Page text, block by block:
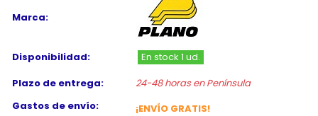
Marca:
Disponibilidad:
En stock 1 ud.
Plazo de entrega:
24-48 horas en Península
Gastos de envío:
¡ENVÍO GRATIS!